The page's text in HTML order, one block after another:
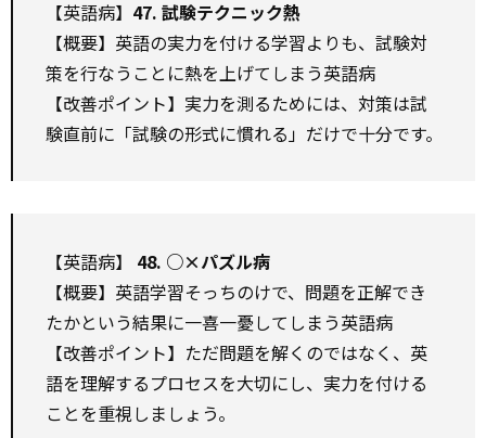
【英語病】 47. 試験テクニック熱
【概要】英語の実力を付ける学習よりも、試験対
策を行なうことに熱を上げてしまう英語病
【改善ポイント】実力を測るためには、対策は試
験直前に「試験の形式に慣れる」だけで十分です。
【英語病】
48. ○×パズル病
【概要】英語学習そっちのけで、問題を正解でき
たかという結果に一喜一憂してしまう英語病
【改善ポイント】ただ問題を解くのではなく、英
語を理解するプロセスを大切にし、実力を付ける
ことを重視しましょう。